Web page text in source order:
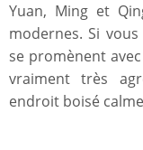
Yuan, Ming et
modernes. Si
se promènent
vraiment très
endroit boisé